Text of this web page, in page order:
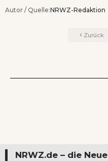
Autor / Quelle:NRWZ-Redaktion
Zurück
NRWZ.de – die Neue